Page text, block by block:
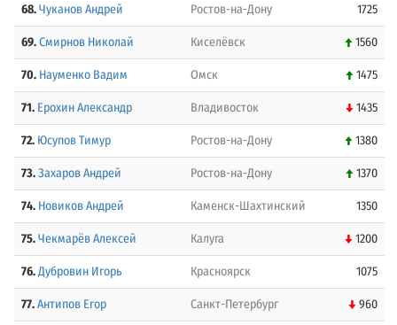
68.Чуканов Андрей Ростов-на-Дону 1725
69.Смирнов Николай Киселёвск 1560
70. Науменко Вадим Омск 1475
71. Ерохин Александр Владивосток 1435
72. Юсупов Тимур Ростов-на-Дону 1380
73.Захаров Андрей Ростов-на-Дону 1370
74. Новиков Андрей Каменск-Шахтинский 1350
75.Чекмарёв Алексей Калуга 1200
76.Дубровин Игорь Красноярск 1075
77.Антипов Егор Санкт-Петербург 960